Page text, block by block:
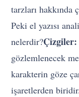
tarzları hakkında
Peki el yazısı
nelerdir?Çizgiler:
gözlemlenecek
karakterin göze
işaretlerden biridir.